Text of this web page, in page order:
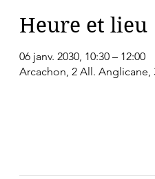
Heure et lieu
06 janv. 2030, 10:30 – 12:00
Arcachon, 2 All. Anglicane,